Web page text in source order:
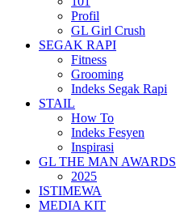
Profil
GL Girl Crush
SEGAK RAPI
Fitness
Grooming
Indeks Segak Rapi
STAIL
How To
Indeks Fesyen
Inspirasi
GL THE MAN AWARDS
2025
ISTIMEWA
MEDIA KIT